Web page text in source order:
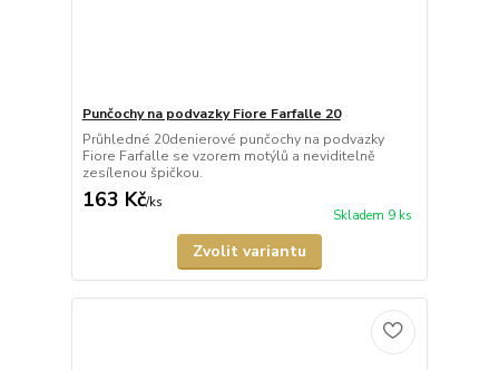
Punčochy na podvazky Fiore Farfalle 20
Průhledné 20denierové punčochy na podvazky
Fiore Farfalle se vzorem motýlů a neviditelně
zesílenou špičkou.
163 Kč/ks
Skladem 9 ks
Zvolit variantu